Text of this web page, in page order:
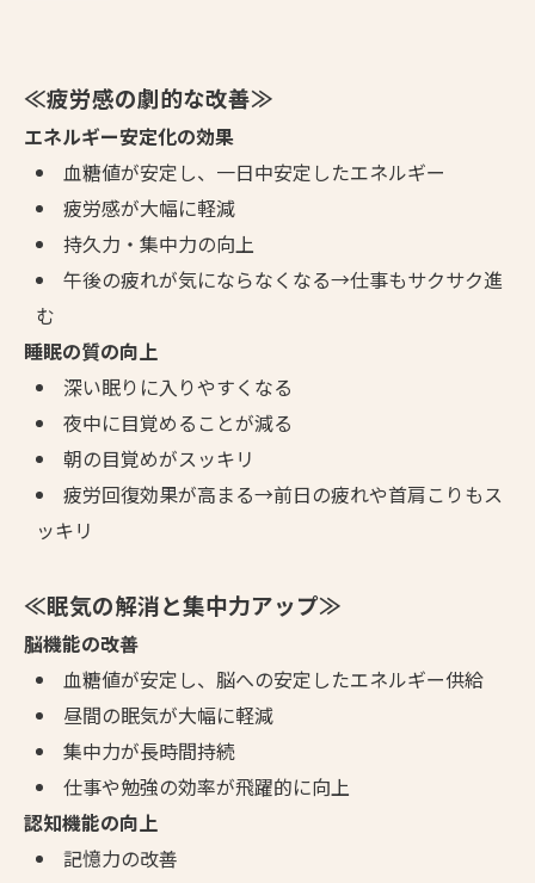
≪疲労感の劇的な改善≫
エネルギー安定化の効果
血糖値が安定し、一日中安定したエネルギー
疲労感が大幅に軽減
持久力・集中力の向上
午後の疲れが気にならなくなる→仕事もサクサク進
む
睡眠の質の向上
深い眠りに入りやすくなる
夜中に目覚めることが減る
朝の目覚めがスッキリ
疲労回復効果が高まる→前日の疲れや首肩こりもス
ッキリ
≪眠気の解消と集中力アップ≫
脳機能の改善
血糖値が安定し、脳への安定したエネルギー供給
昼間の眠気が大幅に軽減
集中力が長時間持続
仕事や勉強の効率が飛躍的に向上
認知機能の向上
記憶力の改善